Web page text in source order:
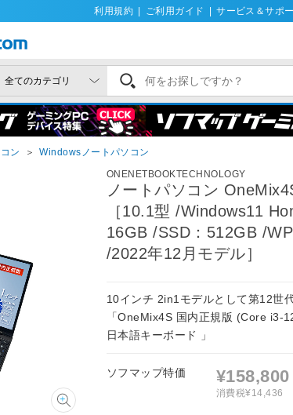
利用規約 ご利用ガイド サービス＆サポ
ン ＞
Windowsノートパソコン
ONENETBOOKTECHNOLOGY
ノートパソコン
［10.1型 /Windows11
16GB /SSD：512GB /
/2022年12月モデル］
10インチ 2in1モデルとして第12世
「OneMix4S 国内正規版 (Core i3-
日本語キーボード 」
ソフマップ特価 ¥158,800
消費税¥14,436